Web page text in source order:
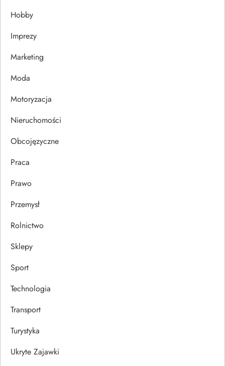
a
w
p
u
Hobby
Imprezy
Marketing
Moda
Motoryzacja
Nieruchomości
Obcojęzyczne
Praca
Prawo
Przemysł
Rolnictwo
Sklepy
Sport
Technologia
Transport
Turystyka
Ukryte Zajawki